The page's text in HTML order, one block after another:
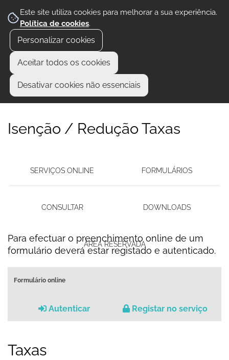
Este site utiliza cookies para melhorar a sua experiência.
Política de cookies.
Personalizar cookies
Aceitar todos os cookies
Desativar cookies não essenciais
Isenção / Redução Taxas
SERVIÇOS ONLINE FORMULÁRIOS
CONSULTAR DOWNLOADS
ÁREA RESERVADA
Para efectuar o preenchimento online de um
formulário deverá estar registado e autenticado.
Formulário online
Autenticar Registar no serviço
Taxas